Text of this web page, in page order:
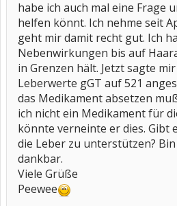
habe ich auch mal eine Frage
helfen könnt. Ich nehme seit
geht mir damit recht gut. Ich
Nebenwirkungen bis auf
in Grenzen hält. Jetzt sagte
Leberwerte gGT auf 521
das Medikament absetzen
ich nicht ein Medikament für
könnte verneinte er dies. Gibt
die Leber zu unterstützen?
dankbar.
Viele Grüße
Peewee